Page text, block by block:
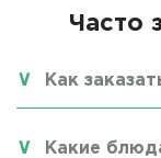
Часто
Как
Какие